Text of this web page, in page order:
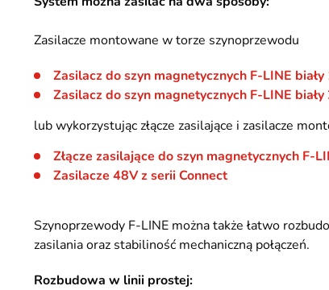
Zasilacze montowane w torze szynoprzewodu
Zasilacz do szyn magnetycznych F-LINE
Zasilacz do szyn magnetycznych F-LINE
lub wykorzystując złącze zasilające i zasilacze
Złącze zasilające do szyn magnetycznych F-
Zasilacze 48V z serii Connect
Szynoprzewody F-LINE można także łatwo
zasilania oraz stabiliność mechaniczną połączeń.
Rozbudowa w linii prostej: